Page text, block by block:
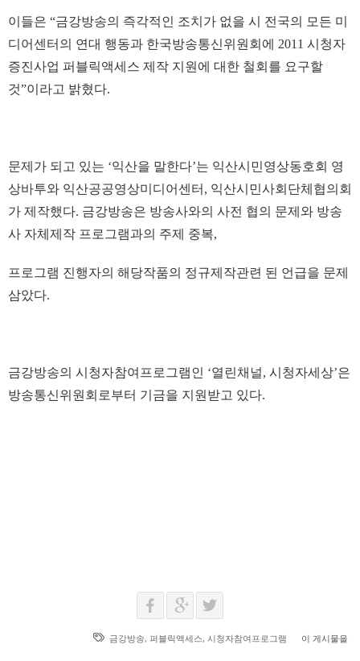
이들은 “금강방송의 즉각적인 조치가 없을 시 전국의 모든 미
디어센터의 연대 행동과 한국방송통신위원회에 2011 시청자
증진사업 퍼블릭액세스 제작 지원에 대한 철회를 요구할
것”이라고 밝혔다.
문제가 되고 있는 ‘익산을 말한다’는 익산시민영상동호회 영
상바투와 익산공공영상미디어센터, 익산시민사회단체협의회
가 제작했다. 금강방송은 방송사와의 사전 협의 문제와 방송
사 자체제작 프로그램과의 주제 중복,
프로그램 진행자의 해당작품의 정규제작관련 된 언급을 문제
삼았다.
금강방송의 시청자참여프로그램인 ‘열린채널, 시청자세상’은
방송통신위원회로부터 기금을 지원받고 있다.
금강방송, 퍼블릭액세스, 시청자참여프로그램 이 게시물을